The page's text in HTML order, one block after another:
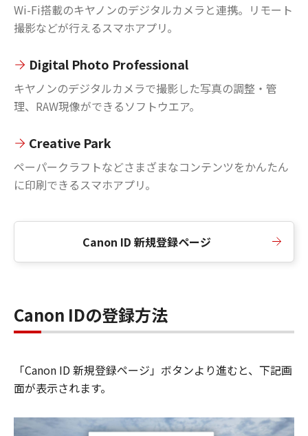
Wi-Fi搭載のキヤノンのデジタルカメラと連携。リモート
撮影などが行えるスマホアプリ。
Digital Photo Professional
キヤノンのデジタルカメラで撮影した写真の調整・管
理、RAW現像ができるソフトウエア。
Creative Park
ペーパークラフトなどさまざまなコンテンツをかんたん
に印刷できるスマホアプリ。
Canon ID 新規登録ページ
Canon IDの登録方法
「Canon ID 新規登録ページ」ボタンより進むと、下記画
面が表示されます。